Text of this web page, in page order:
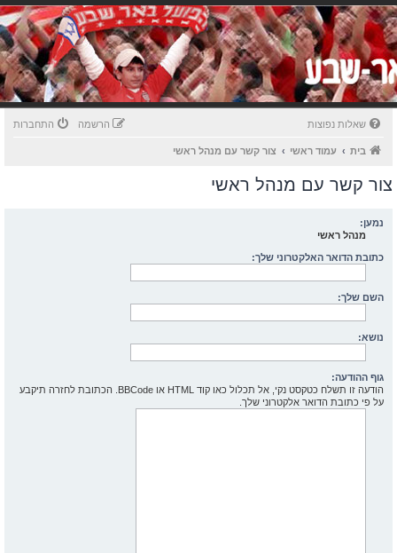
שאלות נפוצות התחברות הרשמה
בית עמוד ראשי צור קשר עם מנהל ראשי
צור קשר עם מנהל ראשי
נמען:
מנהל ראשי
כתובת הדואר האלקטרוני שלך:
השם שלך:
נושא:
גוף ההודעה:
הודעה זו תשלח כטקסט נקי, אל תכלול כאו קוד HTML או BBCode. הכתובת לחזרה תיקבע
על פי כתובת הדואר אלקטרוני שלך.